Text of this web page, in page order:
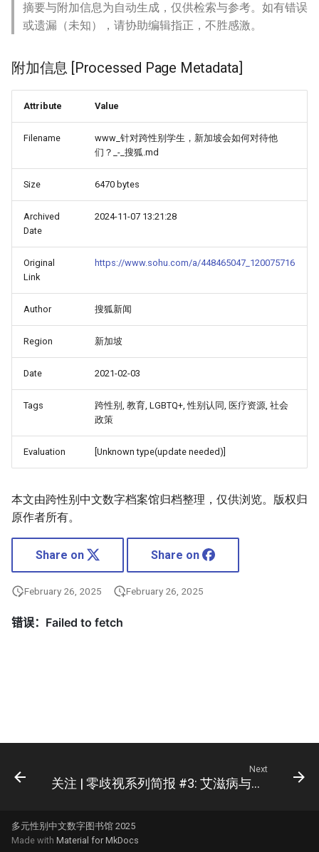
摘要与附加信息为自动生成，仅供检索与参考。如有错误
或遗漏（未知），请协助编辑指正，不胜感激。
附加信息 [Processed Page Metadata]
Attribute Value
Filename
www_针对跨性别学生，新加坡会如何对待他
们？_-_搜狐.md
Size 6470 bytes
Archived
Date
2024-11-07 13:21:28
Original
Link
https://www.sohu.com/a/448465047_120075716
Author 搜狐新闻
Region 新加坡
Date 2021-02-03
Tags
跨性别, 教育, LGBTQ+, 性别认同, 医疗资源, 社会
政策
Evaluation [Unknown type(update needed)]
本文由跨性别中文数字档案馆归档整理，仅供浏览。版权归
原作者所有。
Share on Share on
February 26, 2025 February 26, 2025
Next
关注 | 零歧视系列简报 #3: 艾滋病与男同性恋者及其他男男性行为者
多元性别中文数字图书馆 2025
Made with Material for MkDocs